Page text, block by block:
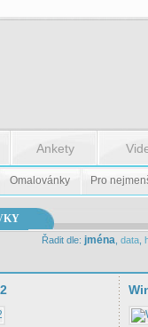
Ankety
Omalovánky Pro
Řadit dle: jména data